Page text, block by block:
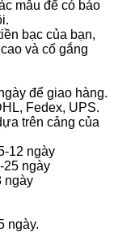
mẫu để có báo
bạc của bạn,
và cố gắng
để giao hàng.
Fedex, UPS.
trên cảng của
12 ngày
25 ngày
ngày
ngày.